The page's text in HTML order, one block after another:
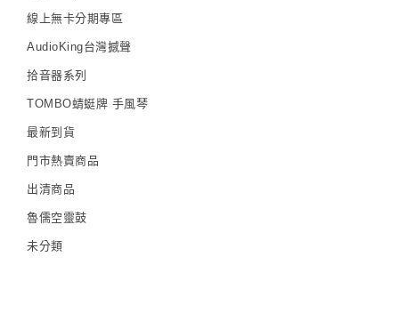
線上無卡分期專區
AudioKing台灣撼聲
拾音器系列
TOMBO蜻蜓牌 手風琴
最新到貨
門市熱賣商品
出清商品
魯儒空靈鼓
未分類